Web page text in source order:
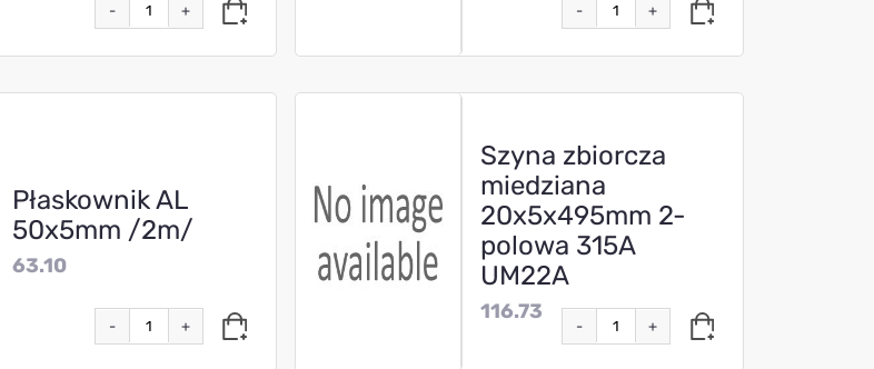
- + - +
Płaskownik AL
50x5mm /2m/
63.10
- +
Szyna zbiorcza
miedziana
20x5x495mm 2-
polowa 315A
UM22A
116.73
- +